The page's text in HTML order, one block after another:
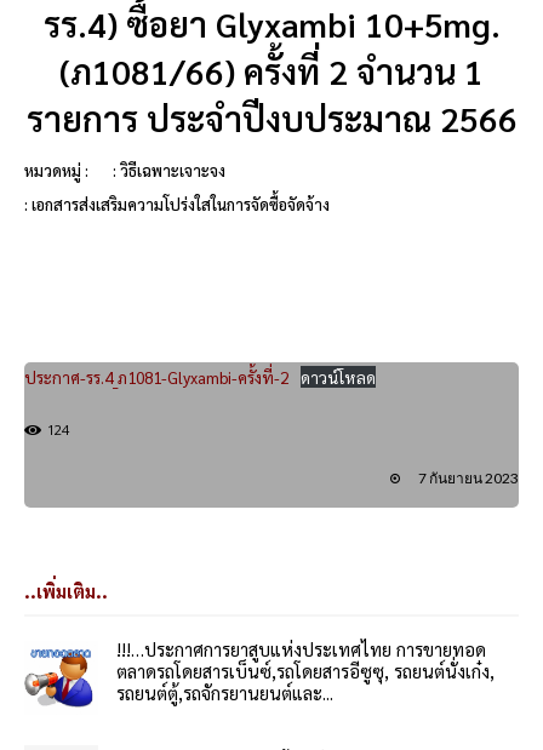
รร.4) ซื้อยา Glyxambi 10+5mg.
(ภ1081/66) ครั้งที่ 2 จำนวน 1
รายการ ประจำปีงบประมาณ 2566
หมวดหมู่ :
: วิธีเฉพาะเจาะจง
: เอกสารส่งเสริมความโปร่งใสในการจัดซื้อจัดจ้าง
ประกาศ-รร.4_ภ1081-Glyxambi-ครั้งที่-2 ดาวน์โหลด
124
7 กันยายน 2023
..เพิ่มเติม..
!!!…ประกาศการยาสูบแห่งประเทศไทย การขายทอด
ตลาดรถโดยสารเบ็นซ์,รถโดยสารอีซูซุ, รถยนต์นั่งเก๋ง,
รถยนต์ตู้,รถจักรยานยนต์และ...